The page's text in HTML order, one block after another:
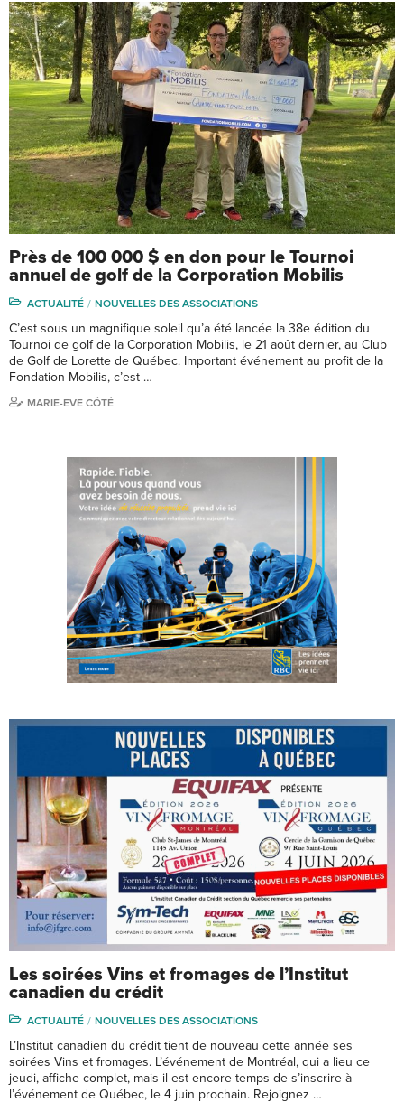
Près de 100 000 $ en don pour le Tournoi
annuel de golf de la Corporation Mobilis
ACTUALITÉ NOUVELLES DES ASSOCIATIONS
C’est sous un magnifique soleil qu’a été lancée la 38e édition du
Tournoi de golf de la Corporation Mobilis, le 21 août dernier, au Club
de Golf de Lorette de Québec. Important événement au profit de la
Fondation Mobilis, c’est …
MARIE-EVE CÔTÉ
Les soirées Vins et fromages de l’Institut
canadien du crédit
ACTUALITÉ NOUVELLES DES ASSOCIATIONS
L’Institut canadien du crédit tient de nouveau cette année ses
soirées Vins et fromages. L’événement de Montréal, qui a lieu ce
jeudi, affiche complet, mais il est encore temps de s’inscrire à
l’événement de Québec, le 4 juin prochain. Rejoignez …